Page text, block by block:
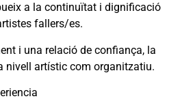
a la continuïtat i dignificació
fallers/es.
i una relació de confiança, la
nivell artístic com organitzatiu.